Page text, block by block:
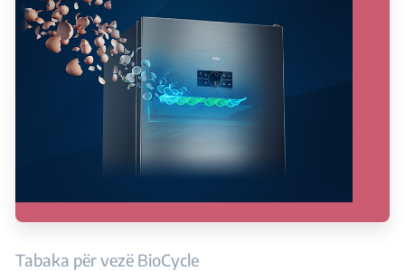
Tabaka për vezë BioCycle